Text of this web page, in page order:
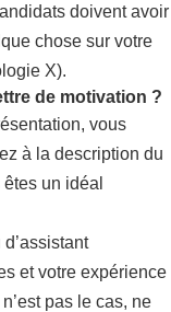
doivent avoir
chose sur votre
X).
de motivation ?
vous
à la description du
un idéal
et votre expérience
pas le cas, ne